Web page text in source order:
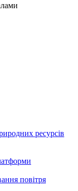
ресурсів
повітря